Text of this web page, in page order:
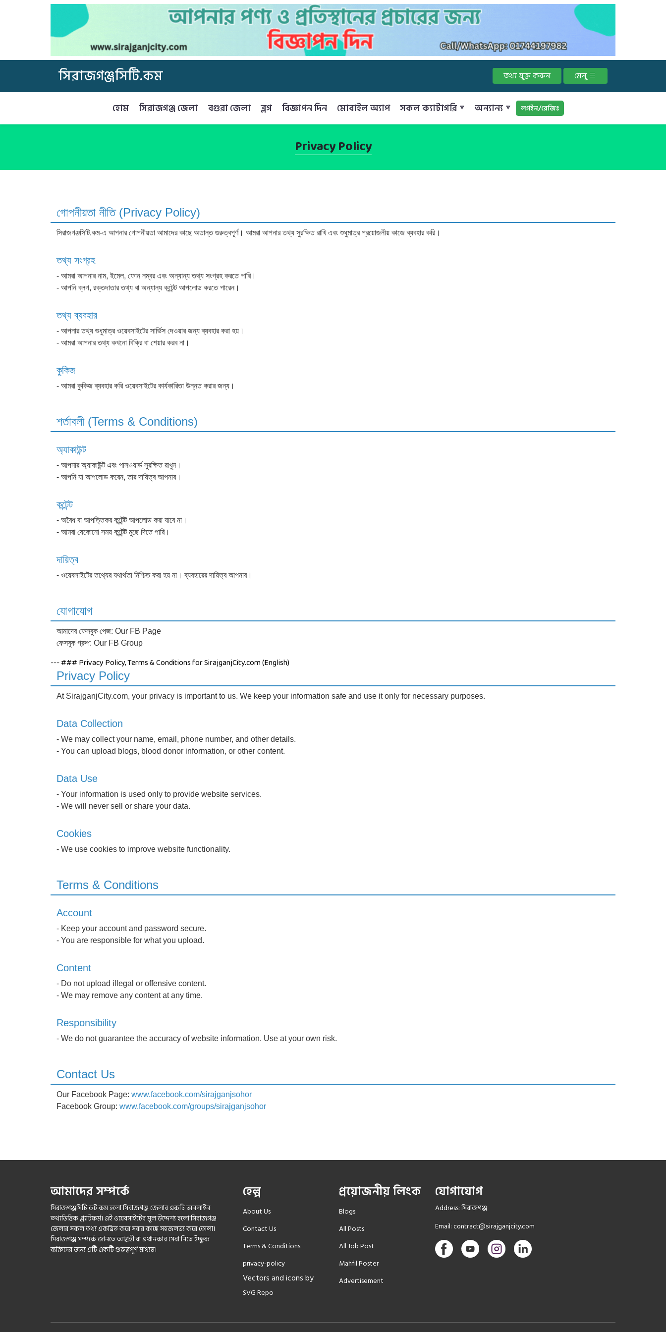
সিরাজগঞ্জসিটি.কম তথ্য যুক্ত করুন মেনু
হোম সিরাজগঞ্জ জেলা বগুরা জেলা ব্লগ বিজ্ঞাপন দিন মোবাইল অ্যাপ সকল ক্যাটাগরি ▿ অন্যান্য ▿ লগইন/রেজিঃ
Privacy Policy
গোপনীয়তা নীতি (Privacy Policy)
সিরাজগঞ্জসিটি.কম-এ আপনার গোপনীয়তা আমাদের কাছে অতান্ত গুরুত্বপূর্ণ। আমরা আপনার তথ্য সুরক্ষিত রাখি এবং শুধুমাত্র প্রয়োজনীয় কাজে ব্যবহার করি।
তথ্য সংগ্রহ
- আমরা আপনার নাম, ইমেল, ফোন নম্বর এবং অন্যান্য তথ্য সংগ্রহ করতে পারি।
- আপনি ব্লগ, রক্তদাতার তথ্য বা অন্যান্য কন্টেন্ট আপলোড করতে পারেন।
তথ্য ব্যবহার
- আপনার তথ্য শুধুমাত্র ওয়েবসাইটের সার্ভিস দেওয়ার জন্য ব্যবহার করা হয়।
- আমরা আপনার তথ্য কখনো বিক্রি বা শেয়ার করব না।
কুকিজ
- আমরা কুকিজ ব্যবহার করি ওয়েবসাইটের কার্যকারিতা উন্নত করার জন্য।
শর্তাবলী (Terms & Conditions)
অ্যাকাউন্ট
- আপনার অ্যাকাউন্ট এবং পাসওয়ার্ড সুরক্ষিত রাখুন।
- আপনি যা আপলোড করেন, তার দায়িত্ব আপনার।
কন্টেন্ট
- অবৈধ বা আপত্তিকর কন্টেন্ট আপলোড করা যাবে না।
- আমরা যেকোনো সময় কন্টেন্ট মুছে দিতে পারি।
দায়িত্ব
- ওয়েবসাইটের তথ্যের যথার্থতা নিশ্চিত করা হয় না। ব্যবহারের দায়িত্ব আপনার।
যোগাযোগ
আমাদের ফেসবুক পেজ: Our FB Page
ফেসবুক গ্রুপ: Our FB Group
--- ### Privacy Policy, Terms & Conditions for SirajganjCity.com (English)
Privacy Policy
At SirajganjCity.com, your privacy is important to us. We keep your information safe and use it only for necessary purposes.
Data Collection
- We may collect your name, email, phone number, and other details.
- You can upload blogs, blood donor information, or other content.
Data Use
- Your information is used only to provide website services.
- We will never sell or share your data.
Cookies
- We use cookies to improve website functionality.
Terms & Conditions
Account
- Keep your account and password secure.
- You are responsible for what you upload.
Content
- Do not upload illegal or offensive content.
- We may remove any content at any time.
Responsibility
- We do not guarantee the accuracy of website information. Use at your own risk.
Contact Us
Our Facebook Page: www.facebook.com/sirajganjsohor
Facebook Group: www.facebook.com/groups/sirajganjsohor
আমাদের সম্পর্কে
সিরাজগঞ্জসিটি ডট কম হলো সিরাজগঞ্জ জেলার একটি অনলাইন
তথ্যভিত্তিক প্ল্যাটফর্ম। এই ওয়েবসাইটের মূল উদ্দেশ্য হলো সিরাজগঞ্জ
জেলার সকল তথ্য একত্রিত করে সবার কাছে সহজলভ্য করে তোলা।
সিরাজগঞ্জ সম্পর্কে জানতে আগ্রহী বা এখানকার সেবা নিতে ইচ্ছুক
ব্যক্তিদের জন্য এটি একটি গুরুত্বপূর্ণ মাধ্যম।
হেল্প
About Us
Contact Us
Terms & Conditions
privacy-policy
Vectors and icons by
SVG Repo
প্রয়োজনীয় লিংক
Blogs
All Posts
All Job Post
Mahfil Poster
Advertisement
যোগাযোগ
Address: সিরাজগঞ্জ
Email:contract@sirajganjcity.com